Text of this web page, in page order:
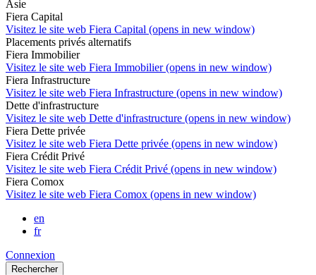
Asie
Fiera Capital
Visitez le site web Fiera Capital (opens in new window)
Placements privés alternatifs
Fiera Immobilier
Visitez le site web Fiera Immobilier (opens in new window)
Fiera Infrastructure
Visitez le site web Fiera Infrastructure (opens in new window)
Dette d'infrastructure
Visitez le site web Dette d'infrastructure (opens in new window)
Fiera Dette privée
Visitez le site web Fiera Dette privée (opens in new window)
Fiera Crédit Privé
Visitez le site web Fiera Crédit Privé (opens in new window)
Fiera Comox
Visitez le site web Fiera Comox (opens in new window)
en
fr
Connexion
Rechercher